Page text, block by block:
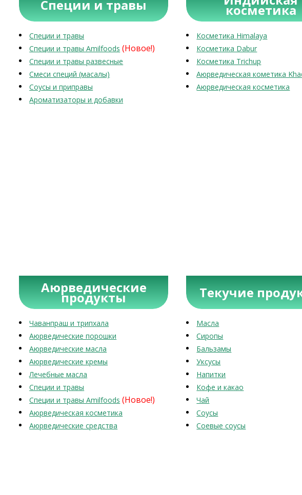
Специи и травы
Специи и травы
Специи и травы Amilfoods (Новое!)
Специи и травы развесные
Смеси специй (масалы)
Соусы и приправы
Ароматизаторы и добавки
косметика
Косметика Himalaya
Косметика Dabur
Косметика Trichup
Аюрведическая кометика
Аюрведическая косметика
Аюрведические
продукты
Чаванпраш и трипхала
Аюрведические порошки
Аюрведические масла
Аюрведические кремы
Лечебные масла
Специи и травы
Специи и травы Amilfoods (Новое!)
Аюрведическая косметика
Аюрведические средства
Текучие
Масла
Сиропы
Бальзамы
Уксусы
Напитки
Кофе и какао
Чай
Соусы
Соевые соусы